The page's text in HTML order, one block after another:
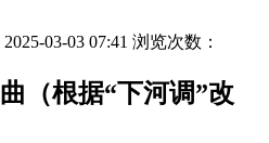
03-03 07:41 浏览次数：
（根据“下河调”改